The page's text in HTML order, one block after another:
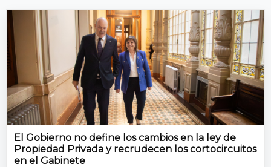
El Gobierno no define los cambios en la ley de
Propiedad Privada y recrudecen los cortocircuitos
en el Gabinete